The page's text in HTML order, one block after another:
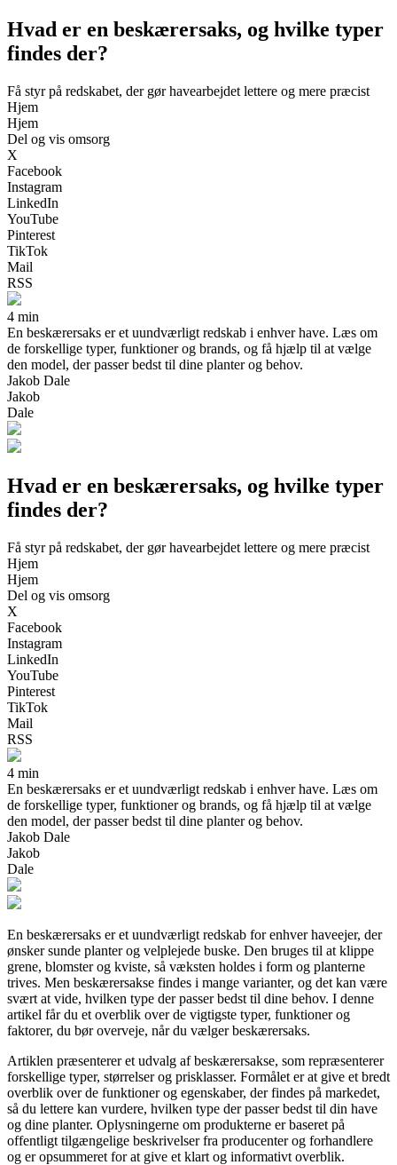
Hvad er en beskærersaks, og hvilke typer
findes der?
Få styr på redskabet, der gør havearbejdet lettere og mere præcist
Hjem
Hjem
Del og vis omsorg
X
Facebook
Instagram
LinkedIn
YouTube
Pinterest
TikTok
Mail
RSS
4 min
En beskærersaks er et uundværligt redskab i enhver have. Læs om
de forskellige typer, funktioner og brands, og få hjælp til at vælge
den model, der passer bedst til dine planter og behov.
Jakob Dale
Jakob
Dale
Hvad er en beskærersaks, og hvilke typer
findes der?
Få styr på redskabet, der gør havearbejdet lettere og mere præcist
Hjem
Hjem
Del og vis omsorg
X
Facebook
Instagram
LinkedIn
YouTube
Pinterest
TikTok
Mail
RSS
4 min
En beskærersaks er et uundværligt redskab i enhver have. Læs om
de forskellige typer, funktioner og brands, og få hjælp til at vælge
den model, der passer bedst til dine planter og behov.
Jakob Dale
Jakob
Dale
En beskærersaks er et uundværligt redskab for enhver haveejer, der
ønsker sunde planter og velplejede buske. Den bruges til at klippe
grene, blomster og kviste, så væksten holdes i form og planterne
trives. Men beskærersakse findes i mange varianter, og det kan være
svært at vide, hvilken type der passer bedst til dine behov. I denne
artikel får du et overblik over de vigtigste typer, funktioner og
faktorer, du bør overveje, når du vælger beskærersaks.
Artiklen præsenterer et udvalg af beskærersakse, som repræsenterer
forskellige typer, størrelser og prisklasser. Formålet er at give et bredt
overblik over de funktioner og egenskaber, der findes på markedet,
så du lettere kan vurdere, hvilken type der passer bedst til din have
og dine planter. Oplysningerne om produkterne er baseret på
offentligt tilgængelige beskrivelser fra producenter og forhandlere
og er opsummeret for at give et klart og informativt overblik.